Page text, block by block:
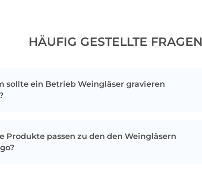
HÄUFIG GESTELLTE
sollte ein Betrieb Weingläser gravieren
um alle Details zu kümmern. Bieten Sie Ihren Kunden daher
ihre Getränke in personalisierten Weingläsern zu
Produkte passen zu den den Weingläsern